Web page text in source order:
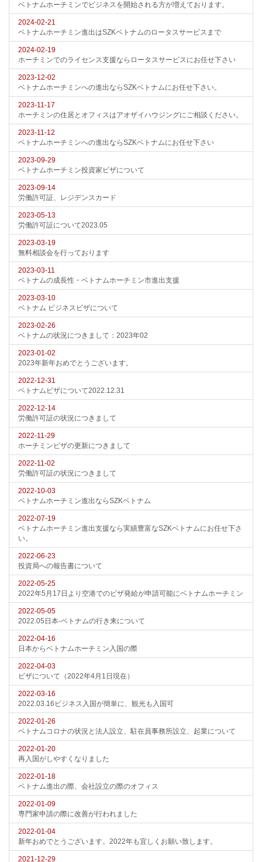
ベトナムホーチミンでビジネスを開始される方が増えております。
2024-02-21
ベトナムホーチミン進出はSZKベトナムのロータスサービスまで
2024-02-19
ホーチミンでのライセンス支援ならロータスサービスにお任せ下さい
2023-12-02
ベトナムホーチミンへの進出ならSZKベトナムにお任せ下さい。
2023-11-17
ホーチミンの住居とオフィスはアオザイハウジングにご相談ください。
2023-11-12
ベトナムホーチミンへの進出ならSZKベトナムにお任せ下さい
2023-09-29
ベトナムホーチミン投資家ビザについて
2023-09-14
労働許可証、レジデンスカード
2023-05-13
労働許可証について2023.05
2023-03-19
無料相談会を行っております
2023-03-11
ベトナムの成長性・ベトナムホーチミン市進出支援
2023-03-10
ベトナム ビジネスビザについて
2023-02-26
ベトナムの状況につきまして：2023年02
2023-01-02
2023年新年おめでとうございます。
2022-12-31
ベトナムビザについて2022.12.31
2022-12-14
労働許可証の状況につきまして
2022-11-29
ホーチミンビザの更新につきまして
2022-11-02
労働許可証の状況につきまして
2022-10-03
ベトナムホーチミン進出ならSZKベトナム
2022-07-19
ベトナムホーチミン進出支援なら実績豊富なSZKベトナムにお任せ下さ
い。
2022-06-23
投資局への報告書について
2022-05-25
2022年5月17日より空港でのビザ発給が申請可能にベトナムホーチミン
2022-05-05
2022.05日本-ベトナムの行き来について
2022-04-16
日本からベトナムホーチミン入国の際
2022-04-03
ビザについて（2022年4月1日現在）
2022-03-16
2022.03.16ビジネス入国が簡単に、観光も入国可
2022-01-26
ベトナムコロナの状況と法人設立、駐在員事務所設立、起業について
2022-01-20
再入国がしやすくなりました
2022-01-18
ベトナム進出の際、会社設立の際のオフィス
2022-01-09
専門家申請の際に改善が行われました
2022-01-04
新年おめでとうございます。2022年も宜しくお願い致します。
2021-12-29